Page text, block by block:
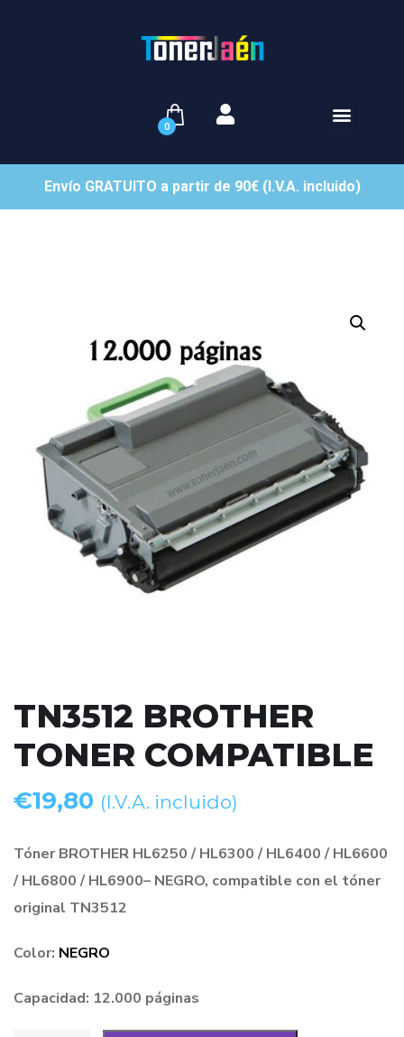
0
Envío GRATUITO a partir de 90€ (I.V.A. incluido)
TN3512 BROTHER
TONER COMPATIBLE
€19,80 (I.V.A. incluido)
Tóner BROTHER HL6250 / HL6300 / HL6400 / HL6600
/ HL6800 / HL6900– NEGRO, compatible con el tóner
original TN3512
Color: NEGRO
Capacidad: 12.000 páginas